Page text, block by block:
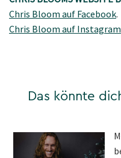
Chris Bloom auf Facebook.
Chris Bloom auf Instagram
Das könnte